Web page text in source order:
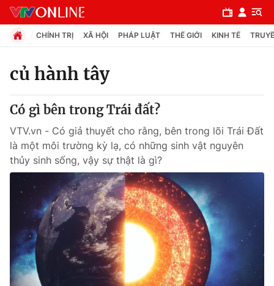
Chuyên mục
Xã hội
Pháp luật
Y tế
Thế giới
CHÍNH TRỊ XÃ HỘI PHÁP LUẬT THẾ GIỚI KINH TẾ
củ hành tây
Có gì bên trong Trái đất?
VTV.vn - Có giả thuyết cho rằng, bên trong lõi Trái Đất
là một môi trường kỳ lạ, có những sinh vật nguyên
thủy sinh sống, vậy sự thật là gì?